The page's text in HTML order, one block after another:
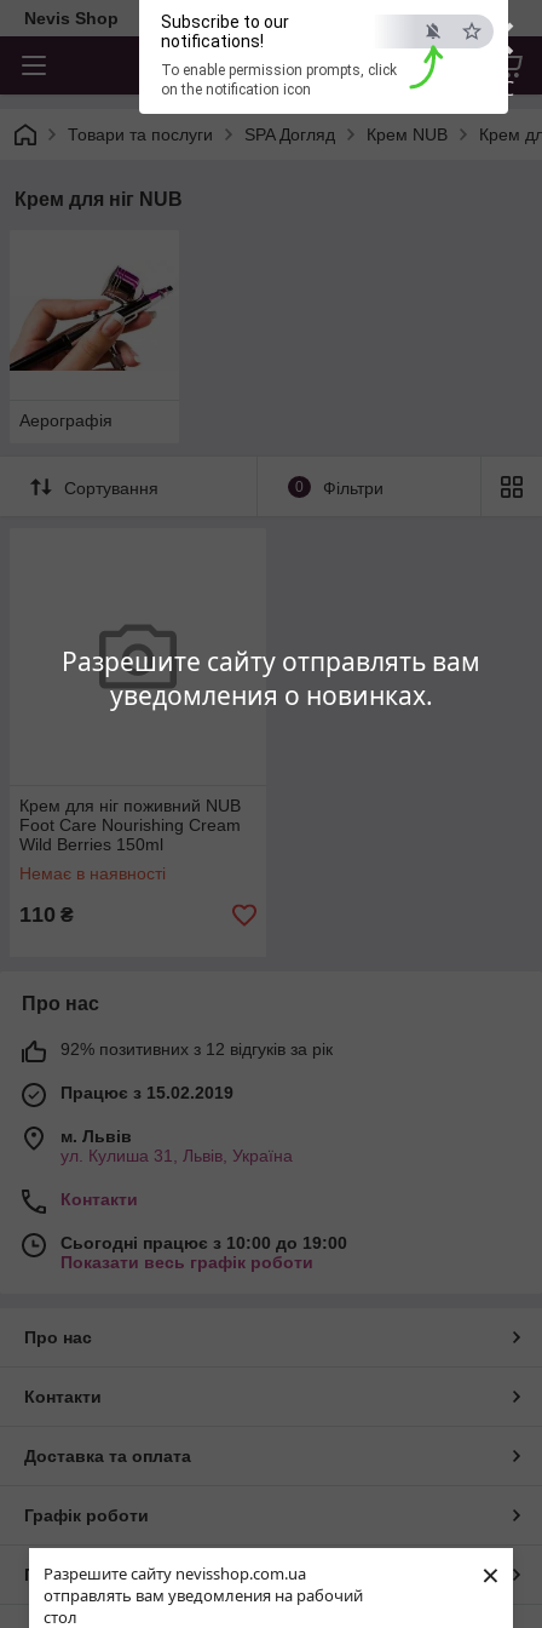
Разрешите сайту nevisshop.com.ua
отправлять вам уведомления на рабочий
стол
×
×
ESC
Разрешите сайту отправлять вам
уведомления о новинках.
Subscribe to our
notifications!
To enable permission prompts, click
on the notification icon
Nevis Shop
Товари та послуги SPA Догляд Крем NUB Крем
Крем для ніг NUB
Аерографія
Сортування 0 Фільтри
Крем для ніг поживний NUB
Foot Care Nourishing Cream
Wild Berries 150ml
Немає в наявності
110 ₴
Про нас
92% позитивних з 12 відгуків за рік
Працює з 15.02.2019
м. Львів
ул. Кулиша 31, Львів, Україна
Контакти
Сьогодні працює з 10:00 до 19:00
Показати весь графік роботи
Про нас
Контакти
Доставка та оплата
Графік роботи
Повна версія сайту